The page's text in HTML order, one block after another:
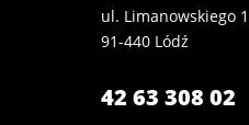
ul. Limanowskiego
91-440 Lódź
42 63 308 02